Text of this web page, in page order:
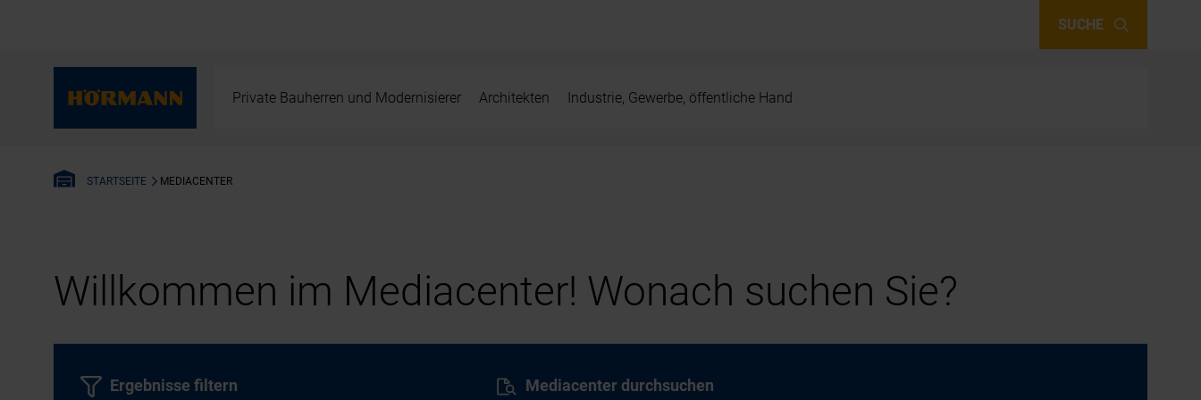
SUCHE
Private Bauherren und Modernisierer Architekten Industrie, Gewerbe, öffentliche Hand
STARTSEITE MEDIACENTER
Willkommen im Mediacenter! Wonach suchen Sie?
Mediacenter durchsuchen
Ergebnisse filtern